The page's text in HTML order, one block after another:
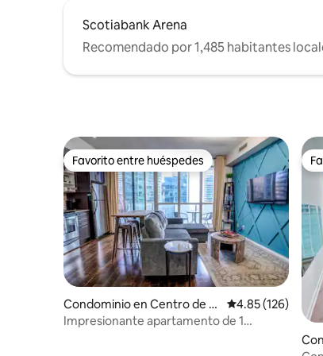
Scotiabank Arena
Recomendado por 1,485 habitantes
Favorito entre huéspedes
Favorito entre huéspedes
Condominio en Centro de T
oronto
Calificación
4.85 (126)
Impresionante apartamento de 1